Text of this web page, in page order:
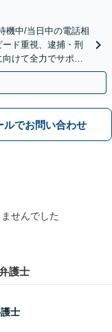
機中/当日中の電話相
ド重視、逮捕・刑
けて全力でサポー
ルでお問い合わせ
せんでした
護士
士